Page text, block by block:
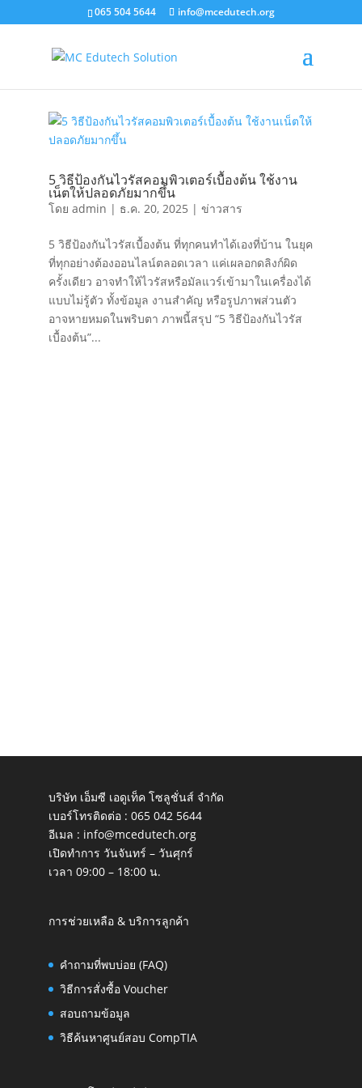
065 504 5644 info@mcedutech.org
5 วิธีป้องกันไวรัสคอมพิวเตอร์เบื้องต้น ใช้งาน
เน็ตให้ปลอดภัยมากขึ้น
โดย admin | ธ.ค. 20, 2025 | ข่าวสาร
5 วิธีป้องกันไวรัสเบื้องต้น ที่ทุกคนทำได้เองที่บ้าน ในยุค
ที่ทุกอย่างต้องออนไลน์ตลอดเวลา แค่เผลอกดลิงก์ผิด
ครั้งเดียว อาจทำให้ไวรัสหรือมัลแวร์เข้ามาในเครื่องได้
แบบไม่รู้ตัว ทั้งข้อมูล งานสำคัญ หรือรูปภาพส่วนตัว
อาจหายหมดในพริบตา ภาพนี้สรุป “5 วิธีป้องกันไวรัส
เบื้องต้น”...
บริษัท เอ็มซี เอดูเท็ค โซลูชั่นส์ จำกัด
เบอร์โทรติดต่อ : 065 042 5644
อีเมล : info@mcedutech.org
เปิดทำการ วันจันทร์ – วันศุกร์
เวลา 09:00 – 18:00 น.
การช่วยเหลือ & บริการลูกค้า
คำถามที่พบบ่อย (FAQ)
วิธีการสั่งซื้อ Voucher
สอบถามข้อมูล
วิธีค้นหาศูนย์สอบ CompTIA